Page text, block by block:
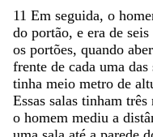
11 Em seguida, o
do portão, e era de seis
os portões, quando
frente de cada uma das
tinha meio metro de
Essas salas tinham três
o homem mediu a